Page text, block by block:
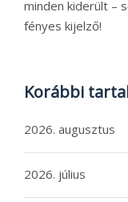
minden kiderült –
fényes kijelző!
Korábbi
2026. augusztus
2026. július